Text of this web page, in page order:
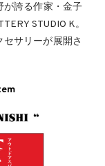
が誇る作家・⾦⼦
STUDIO K。
サリーが展開さ